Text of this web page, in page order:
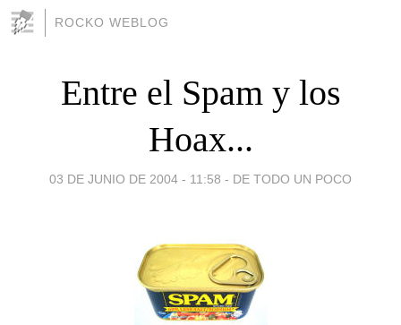
ROCKO WEBLOG
Entre el Spam y los
Hoax...
03 DE JUNIO DE 2004 - 11:58 - DE TODO UN POCO